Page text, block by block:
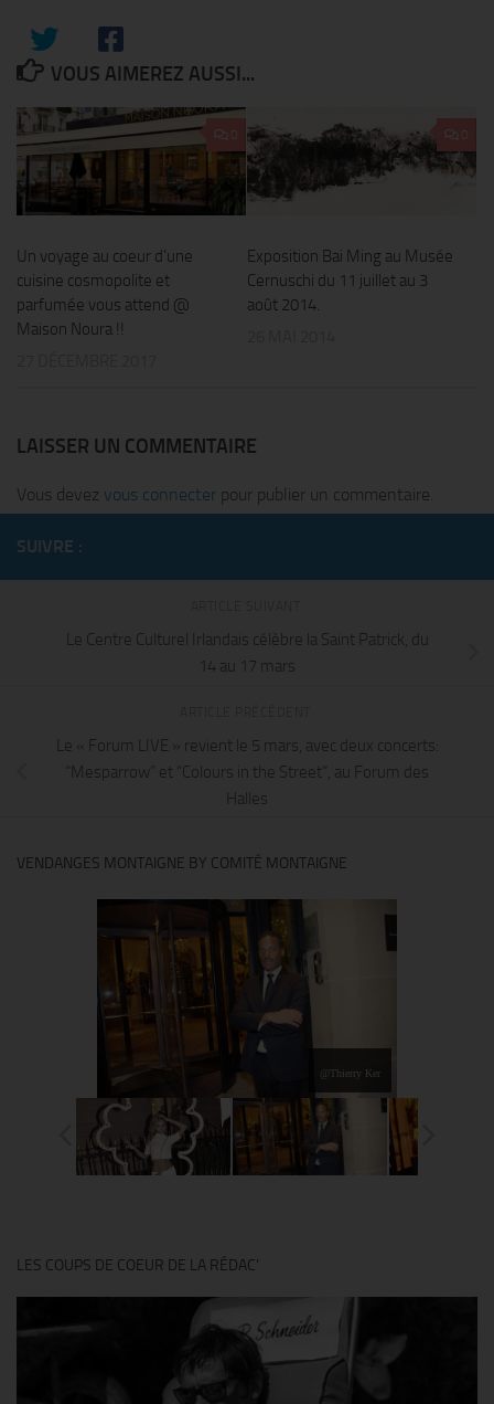
VOUS AIMEREZ AUSSI...
Un voyage au coeur d’une
cuisine cosmopolite et
parfumée vous attend @
Maison Noura !!
Exposition Bai Ming au Musée
Cernuschi du 11 juillet au 3
août 2014.
LAISSER UN COMMENTAIRE
Vous devez vous connecter pour publier un commentaire.
SUIVRE :
Le Centre Culturel Irlandais célèbre la Saint Patrick, du
14 au 17 mars
Le « Forum LIVE » revient le 5 mars, avec deux concerts:
“Mesparrow” et “Colours in the Street”, au Forum des
Halles
VENDANGES MONTAIGNE BY COMITÉ MONTAIGNE
@Thierry Ker
LES COUPS DE COEUR DE LA RÉDAC’